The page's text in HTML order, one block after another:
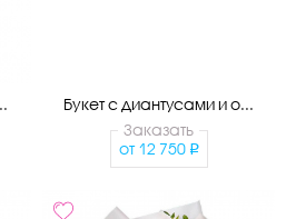
Букет с диантусами и о...
Заказать
от 12 750